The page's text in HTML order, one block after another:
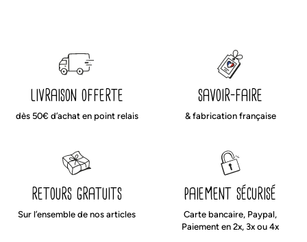
livraison offerte
dès 50€ d’achat en point relais
savoir-faire
& fabrication française
retours gratuits
Sur l’ensemble de nos articles
paiement sécurisé
Carte bancaire, Paypal,
Paiement en 2x, 3x ou 4x